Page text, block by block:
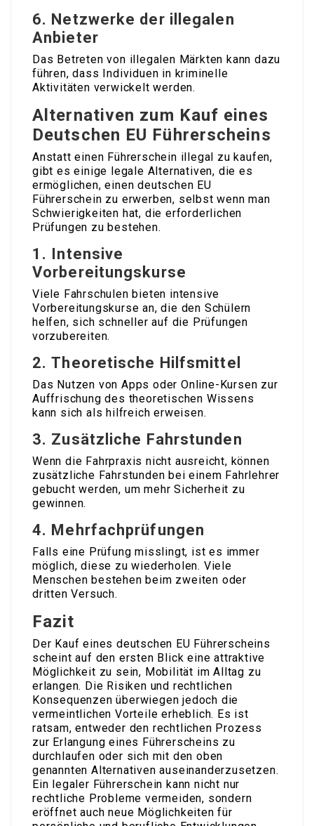
6. Netzwerke der illegalen
Anbieter
Das Betreten von illegalen Märkten kann dazu
führen, dass Individuen in kriminelle
Aktivitäten verwickelt werden.
Alternativen zum Kauf eines
Deutschen EU Führerscheins
Anstatt einen Führerschein illegal zu kaufen,
gibt es einige legale Alternativen, die es
ermöglichen, einen deutschen EU
Führerschein zu erwerben, selbst wenn man
Schwierigkeiten hat, die erforderlichen
Prüfungen zu bestehen.
1. Intensive
Vorbereitungskurse
Viele Fahrschulen bieten intensive
Vorbereitungskurse an, die den Schülern
helfen, sich schneller auf die Prüfungen
vorzubereiten.
2.Theoretische Hilfsmittel
Das Nutzen von Apps oder Online-Kursen zur
Auffrischung des theoretischen Wissens
kann sich als hilfreich erweisen.
3. Zusätzliche Fahrstunden
Wenn die Fahrpraxis nicht ausreicht, können
zusätzliche Fahrstunden bei einem Fahrlehrer
gebucht werden, um mehr Sicherheit zu
gewinnen.
4. Mehrfachprüfungen
Falls eine Prüfung misslingt, ist es immer
möglich, diese zu wiederholen. Viele
Menschen bestehen beim zweiten oder
dritten Versuch.
Fazit
Der Kauf eines deutschen EU Führerscheins
scheint auf den ersten Blick eine attraktive
Möglichkeit zu sein, Mobilität im Alltag zu
erlangen. Die Risiken und rechtlichen
Konsequenzen überwiegen jedoch die
vermeintlichen Vorteile erheblich. Es ist
ratsam, entweder den rechtlichen Prozess
zur Erlangung eines Führerscheins zu
durchlaufen oder sich mit den oben
genannten Alternativen auseinanderzusetzen.
Ein legaler Führerschein kann nicht nur
rechtliche Probleme vermeiden, sondern
eröffnet auch neue Möglichkeiten für